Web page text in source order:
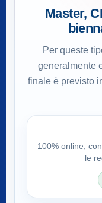
Master,
Per queste
generalmente
finale è previsto
100% online,
le